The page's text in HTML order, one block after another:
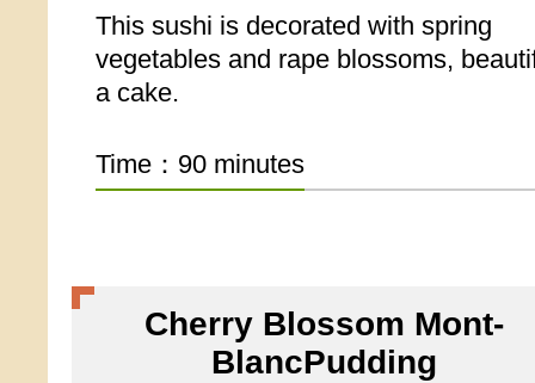
This sushi is decorated with spring
vegetables and rape blossoms,
a cake.
Time：90 minutes
Cherry Blossom Mont-
BlancPudding